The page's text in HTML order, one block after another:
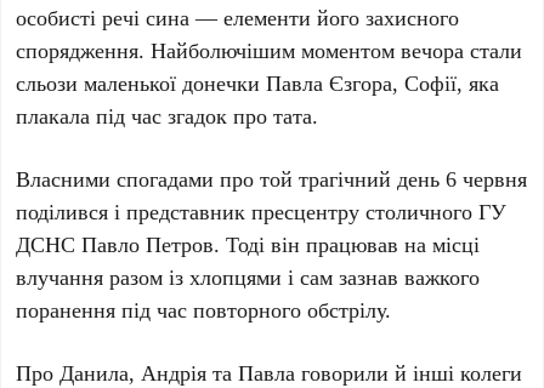
особисті речі сина — елементи його захисного
спорядження. Найболючішим моментом вечора стали
сльози маленької донечкиПавла Єзгора,Софії, яка
плакала під час згадок про тата.
Власними спогадами про той трагічний день6 червня
поділився і представник пресцентру столичного ГУ
ДСНСПавло Петров. Тоді він працював на місці
влучання разом із хлопцями і сам зазнав важкого
поранення під час повторного обстрілу.
Про Данила, Андрія таПавла говорили й інші колеги